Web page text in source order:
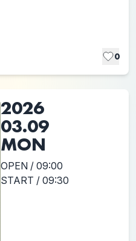
0
2026
03.09
MON
OPEN / 09:00
START / 09:30